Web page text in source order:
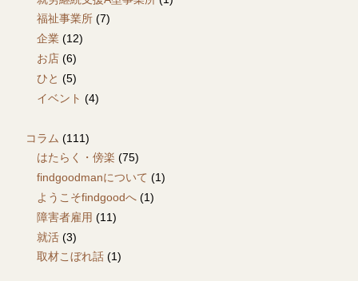
福祉事業所 (7)
企業 (12)
お店 (6)
ひと (5)
イベント (4)
コラム (111)
はたらく・傍楽 (75)
findgoodmanについて (1)
ようこそfindgoodへ (1)
障害者雇用 (11)
就活 (3)
取材こぼれ話 (1)